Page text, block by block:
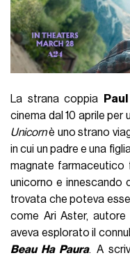
La strana coppia
cinema dal 10 aprile
Unicornè uno strano
in cui un padre e una
magnate farmaceutico
unicorno e innescando
trovata che poteva
come Ari Aster, autore
aveva esplorato il
Beau Ha Paura. A